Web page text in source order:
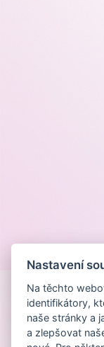
Nastavení
Na těchto
identifikátory,
naše stránky a
a zlepšovat